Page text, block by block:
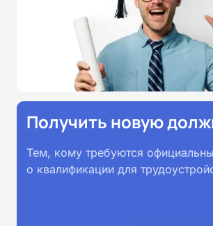
принимаются
всей России.
Получить новую
Тем, кому требуются
о квалификации для